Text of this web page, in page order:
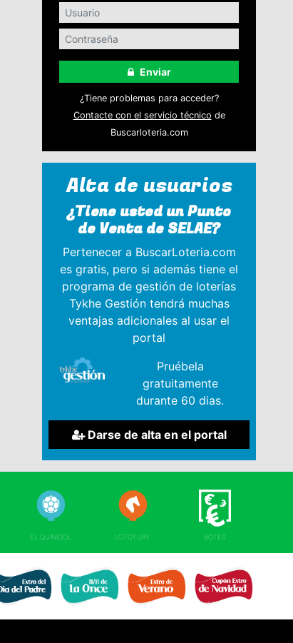
Enviar
¿Tiene problemas para acceder?
Contacte con el servicio técnico de
Buscarloteria.com
Alta de usuarios
¿Tiene usted un Punto
de Venta de SELAE?
Pertenecer a BuscarLoteria.com
es gratis, pero si además tiene el
programa de gestión de loterías
Tykhe Gestión tendrá muchas
ventajas adicionales al usar el
portal
Pruébela
gratuitamente
durante 60 dias.
Darse de alta en el portal
EL QUINIGOL LOTOTURF BOTES
EXTRA DÍA DE